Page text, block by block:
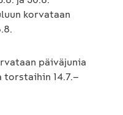
korvataan
päiväjunia
14.7.–